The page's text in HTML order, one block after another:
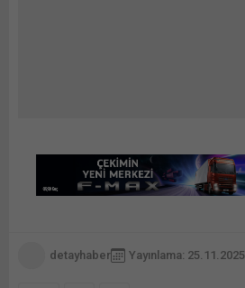
detayhaber Yayınlama: 25.11.2025